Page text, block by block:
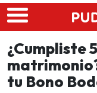
Skip to main content
¿Cumpliste
tu Bono